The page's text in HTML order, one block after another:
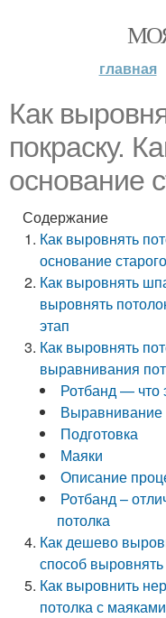
главная
Как
покраску.
основание
Содержание
Как выровнять
основание
Как выровнять
выровнять
этап
Как выровнять
выравнивания
Ротбанд — что
Выравнивание
Подготовка
Маяки
Описание
Ротбанд –
потолка
Как дешево
способ
Как выровнить
потолка с